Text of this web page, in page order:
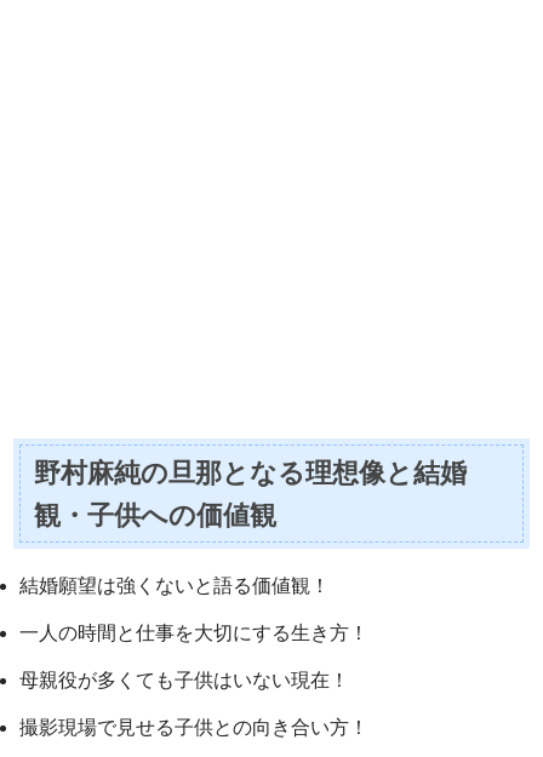
野村麻純の旦那となる理想像と結婚
観・子供への価値観
結婚願望は強くないと語る価値観！
一人の時間と仕事を大切にする生き方！
母親役が多くても子供はいない現在！
撮影現場で見せる子供との向き合い方！